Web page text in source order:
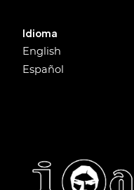
Idioma
English
Español